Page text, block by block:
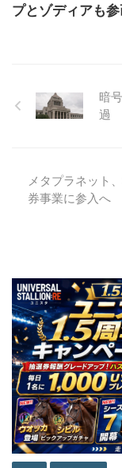
プとゾディアも
暗
過
メタプラネット
券事業に参入へ